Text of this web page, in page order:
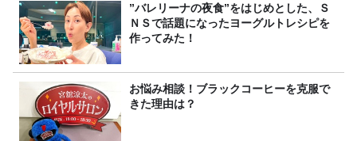
”バレリーナの夜食”をはじめとした、Ｓ
ＮＳで話題になったヨーグルトレシピを
作ってみた！
お悩み相談！ブラックコーヒーを克服で
きた理由は？